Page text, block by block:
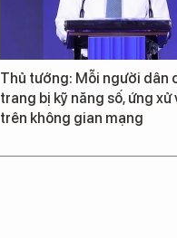
Thủ tướng: Mỗi người dân
trang bị kỹ năng số, ứng xử
trên không gian mạng